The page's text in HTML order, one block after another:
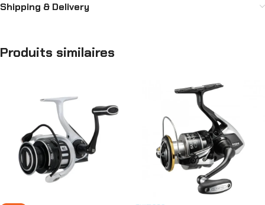
Shipping & Delivery
Produits similaires